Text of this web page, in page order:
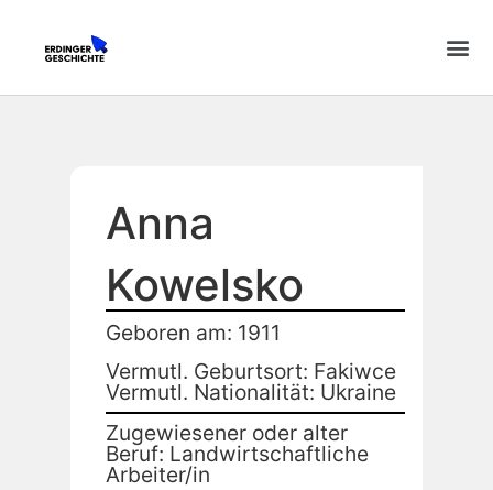
Anna
Kowelsko
Geboren am: 1911
Vermutl. Geburtsort: Fakiwce
Vermutl. Nationalität: Ukraine
Zugewiesener oder alter
Beruf: Landwirtschaftliche
Arbeiter/in